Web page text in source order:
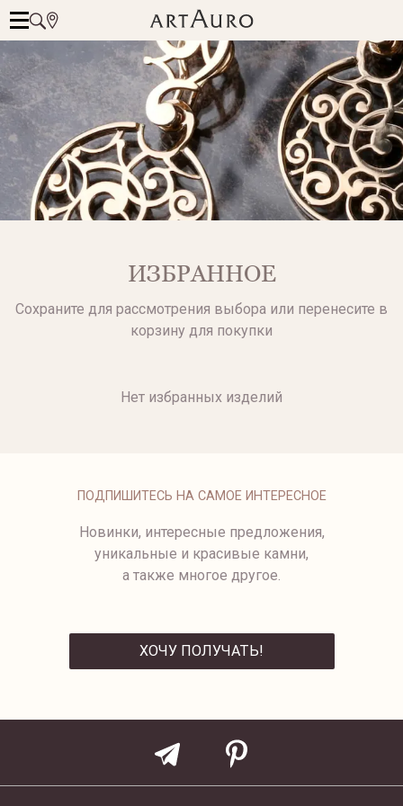
ИЗБРАННОЕ
Сохраните для рассмотрения выбора или перенесите в
корзину для покупки
Нет избранных изделий
ПОДПИШИТЕСЬ НА САМОЕ ИНТЕРЕСНОЕ
Новинки, интересные предложения,
уникальные и красивые камни,
а также многое другое.
ХОЧУ ПОЛУЧАТЬ!
ОТПРАВИТЬ